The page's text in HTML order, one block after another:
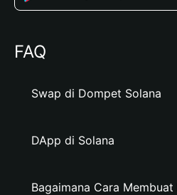
FAQ
Swap di Dompet Solana
DApp di Solana
Bagaimana Cara